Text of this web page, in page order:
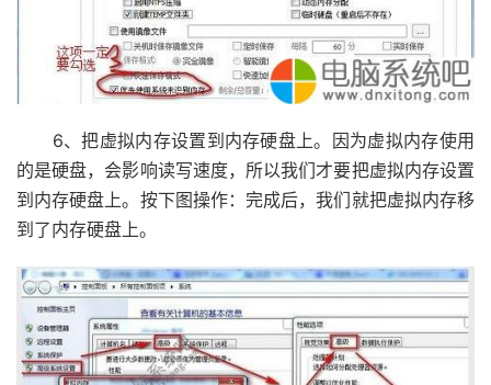
6、把虚拟内存设置到内存硬盘上。因为虚拟内存使用
的是硬盘，会影响读写速度，所以我们才要把虚拟内存设置
到内存硬盘上。按下图操作：完成后，我们就把虚拟内存移
到了内存硬盘上。